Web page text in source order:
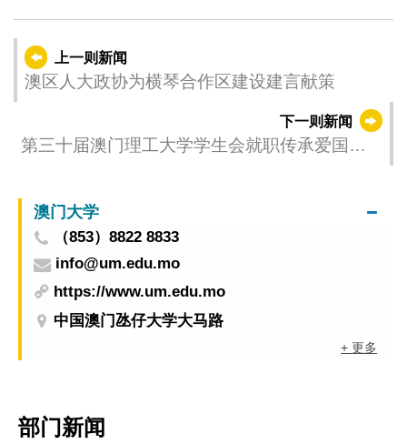
上一则新闻
澳区人大政协为横琴合作区建设建言献策
下一则新闻
第三十届澳门理工大学学生会就职传承爱国爱
澳门大学
（853）8822 8833
info@um.edu.mo
https://www.um.edu.mo
中国澳门氹仔大学大马路
+ 更多
部门新闻